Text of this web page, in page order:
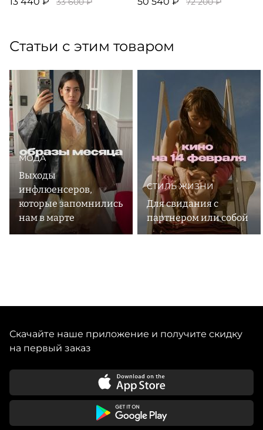
Статьи с этим товаром
МОДА
Выходы
инфлюенсеров,
которые запомнились
нам в марте
СТИЛЬ ЖИЗНИ
Для свидания с
партнером или собой
Скачайте наше приложение и получите скидку
на первый заказ